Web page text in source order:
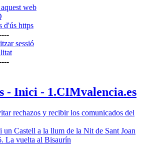
web
d'ús https
sessió
- Inici - 1.CIMvalencia.es
rechazos y recibir los comunicados del
un Castell a la llum de la Nit de Sant Joan
La vuelta al Bisaurín